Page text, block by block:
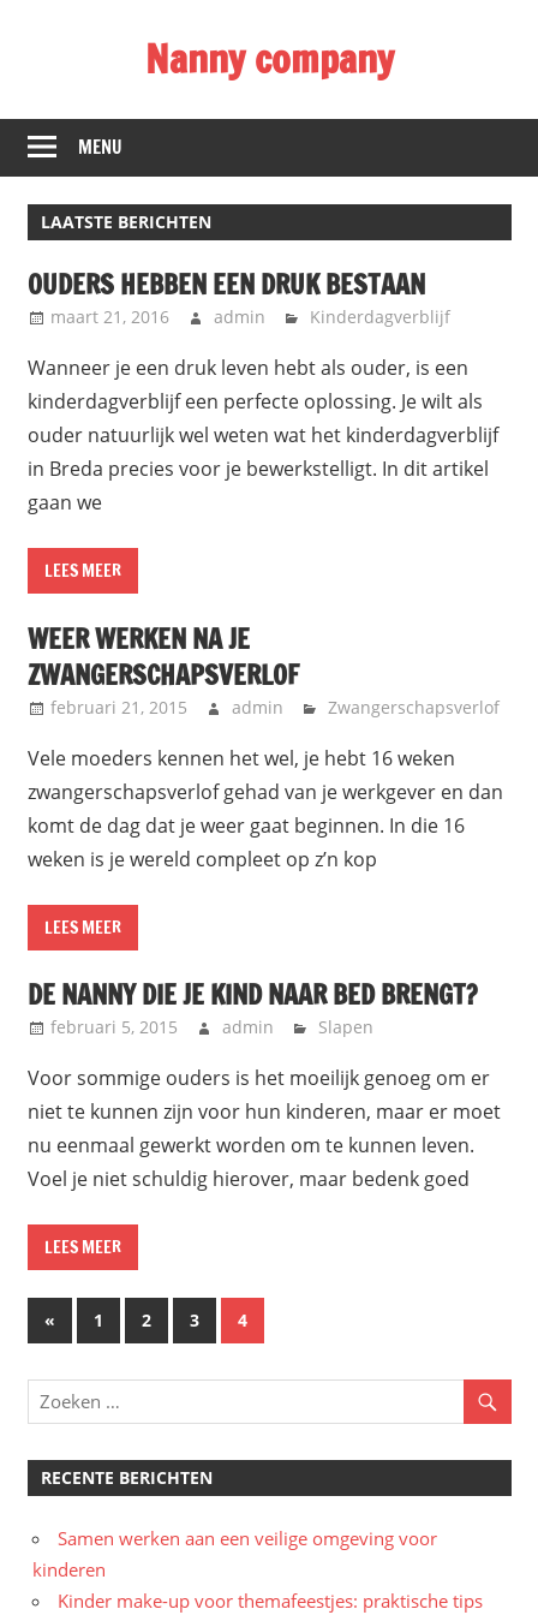
Nanny company
thuis
met
MENU
LAATSTE BERICHTEN
OUDERS HEBBEN EEN DRUK BESTAAN
maart 21, 2016 admin Kinderdagverblijf
Wanneer je een druk leven hebt als ouder, is een
kinderdagverblijf een perfecte oplossing. Je wilt als
ouder natuurlijk wel weten wat het kinderdagverblijf
in Breda precies voor je bewerkstelligt. In dit artikel
gaan we
LEES MEER
WEER WERKEN NA JE
ZWANGERSCHAPSVERLOF
februari 21, 2015 admin Zwangerschapsverlof
Vele moeders kennen het wel, je hebt 16 weken
zwangerschapsverlof gehad van je werkgever en dan
komt de dag dat je weer gaat beginnen. In die 16
weken is je wereld compleet op z’n kop
LEES MEER
DE NANNY DIE JE KIND NAAR BED BRENGT?
februari 5, 2015 admin Slapen
Voor sommige ouders is het moeilijk genoeg om er
niet te kunnen zijn voor hun kinderen, maar er moet
nu eenmaal gewerkt worden om te kunnen leven.
Voel je niet schuldig hierover, maar bedenk goed
LEES MEER
Berichten
«Eerdere
berichten
1 2 3 4
RECENTE BERICHTEN
Samen werken aan een veilige omgeving voor
kinderen
Kinder make-up voor themafeestjes: praktische tips